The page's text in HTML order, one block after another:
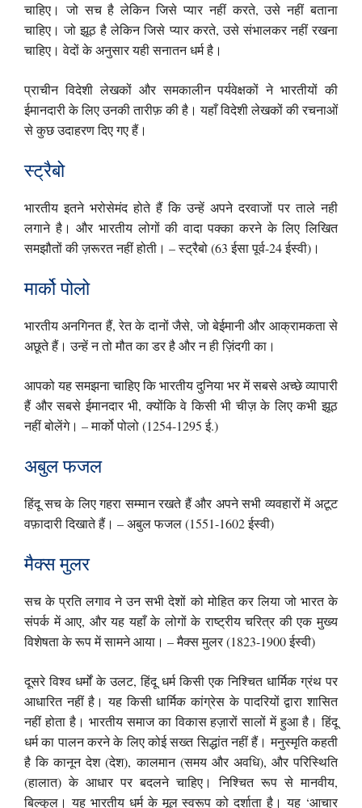
चाहिए। जो सच है लेकिन जिसे प्यार नहीं करते, उसे नहीं बताना
चाहिए। जो झूठ है लेकिन जिसे प्यार करते, उसे संभालकर नहीं रखना
चाहिए। वेदों के अनुसार यही सनातन धर्म है।
प्राचीन विदेशी लेखकों और समकालीन पर्यवेक्षकों ने भारतीयों की
ईमानदारी के लिए उनकी तारीफ़ की है। यहाँ विदेशी लेखकों की रचनाओं
से कुछ उदाहरण दिए गए हैं।
स्ट्रैबो
भारतीय इतने भरोसेमंद होते हैं कि उन्हें अपने दरवाजों पर ताले नही
लगाने है। और भारतीय लोगों की वादा पक्का करने के लिए लिखित
समझौतों की ज़रूरत नहीं होती। – स्ट्रैबो (63 ईसा पूर्व-24 ईस्वी)।
मार्को पोलो
भारतीय अनगिनत हैं, रेत के दानों जैसे, जो बेईमानी और आक्रामकता से
अछूते हैं। उन्हें न तो मौत का डर है और न ही ज़िंदगी का।
आपको यह समझना चाहिए कि भारतीय दुनिया भर में सबसे अच्छे व्यापारी
हैं और सबसे ईमानदार भी, क्योंकि वे किसी भी चीज़ के लिए कभी झूठ
नहीं बोलेंगे। – मार्को पोलो (1254-1295 ई.)
अबुल फजल
हिंदू सच के लिए गहरा सम्मान रखते हैं और अपने सभी व्यवहारों में अटूट
वफ़ादारी दिखाते हैं। – अबुल फजल (1551-1602 ईस्वी)
मैक्स मुलर
सच के प्रति लगाव ने उन सभी देशों को मोहित कर लिया जो भारत के
संपर्क में आए, और यह यहाँ के लोगों के राष्ट्रीय चरित्र की एक मुख्य
विशेषता के रूप में सामने आया। – मैक्स मुलर (1823-1900 ईस्वी)
दूसरे विश्व धर्मों के उलट, हिंदू धर्म किसी एक निश्चित धार्मिक ग्रंथ पर
आधारित नहीं है। यह किसी धार्मिक कांग्रेस के पादरियों द्वारा शासित
नहीं होता है। भारतीय समाज का विकास हज़ारों सालों में हुआ है। हिंदू
धर्म का पालन करने के लिए कोई सख्त सिद्धांत नहीं हैं। मनुस्मृति कहती
है कि कानून देश (देश), कालमान (समय और अवधि), और परिस्थिति
(हालात) के आधार पर बदलने चाहिए। निश्चित रूप से मानवीय,
बिल्कुल। यह भारतीय धर्म के मूल स्वरूप को दर्शाता है। यह ‘आचार